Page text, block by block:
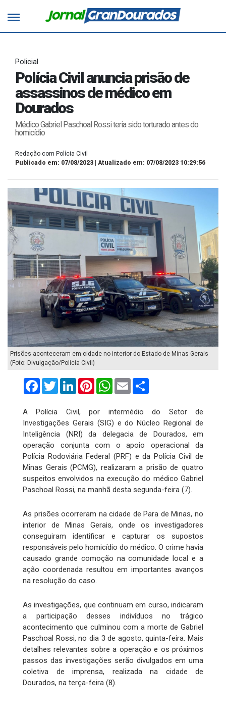
Policial
Polícia Civil anuncia prisão de
assassinos de médico em
Dourados
Médico Gabriel Paschoal Rossi teria sido torturado antes do
homicídio
Redação com Polícia Civil
Publicado em: 07/08/2023 | Atualizado em: 07/08/2023 10:29:56
Prisões aconteceram em cidade no interior do Estado de Minas Gerais
(Foto: Divulgação/Polícia Civil)
FacebookTwitterLinkedInPinterestWhatsApp
Email
A Polícia Civil, por intermédio do Setor de
Investigações Gerais (SIG) e do Núcleo Regional de
Inteligência (NRI) da delegacia de Dourados, em
operação conjunta com o apoio operacional da
Polícia Rodoviária Federal (PRF) e da Polícia Civil de
Minas Gerais (PCMG), realizaram a prisão de quatro
suspeitos envolvidos na execução do médico Gabriel
Paschoal Rossi, na manhã desta segunda-feira (7).
As prisões ocorreram na cidade de Para de Minas, no
interior de Minas Gerais, onde os investigadores
conseguiram identificar e capturar os supostos
responsáveis pelo homicídio do médico. O crime havia
causado grande comoção na comunidade local e a
ação coordenada resultou em importantes avanços
na resolução do caso.
As investigações, que continuam em curso, indicaram
a participação desses indivíduos no trágico
acontecimento que culminou com a morte de Gabriel
Paschoal Rossi, no dia 3 de agosto, quinta-feira. Mais
detalhes relevantes sobre a operação e os próximos
passos das investigações serão divulgados em uma
coletiva de imprensa, realizada na cidade de
Dourados, na terça-feira (8).